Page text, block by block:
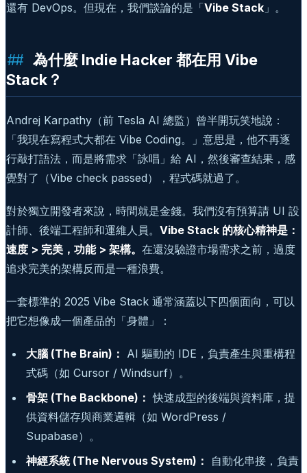
還有 DevOps。但現在，我們談論的是「Vibe Stack 」。
為什麼 Indie Hacker 都在用 Vibe
Stack？
Andrej Karpathy（前 Tesla AI 總監）曾半開玩笑地說：
「我現在寫程式大都在 Vibe Coding。」意思是，他不再逐
行敲打語法，而是將需求「詠唱」給 AI，然後審查結果，感
覺對了（Vibe check passed），程式碼就過了。
對於獨立開發者來說，時間就是金錢。我們沒有預算請 UI 設
計師、後端工程師和運維人員。 Vibe Stack 的核心精神是：
速度 > 完美，功能 > 架構。 在還沒驗證市場需求之前，過度
追求完美的架構反而是一種浪費。
一套標準的 2025 Vibe Stack 通常涵蓋以下四個面向，可以
把它想像成一個產品的「身體」：
大腦 (The Brain)： AI 驅動的 IDE，負責產生與重構程
式碼（如 Cursor / Windsurf）。
骨架 (The Backbone)： 快速成型的後端與資料庫，提
供資料儲存與商業邏輯（如 WordPress /
Supabase）。
神經系統 (The Nervous System)：
自動化串接，負責